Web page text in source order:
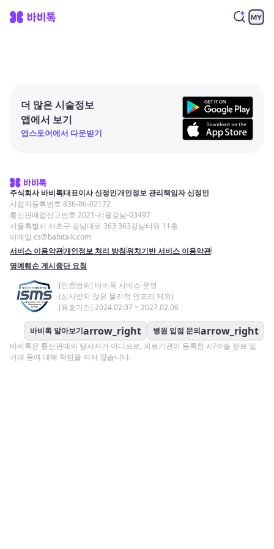
더 많은 시술정보
앱에서 보기
앱스토어에서 다운받기
주식회사 바비톡대표이사 신정인개인정보 관리책임자 신정인
사업자등록번호 836-86-02172
통신판매업신고번호 2021-서울강남-03497
서울특별시 서초구 강남대로 363 363강남타워 11층
이메일 cs@babitalk.com
서비스 이용약관개인정보 처리 방침위치기반 서비스 이용약관
명예훼손 게시중단 요청
[인증범위] 바비톡 서비스 운영
(심사받지 않은 물리적 인프라 제외)
[유효기간] 2024.02.07 ~ 2027.02.06
바비톡 알아보기arrow_right 병원 입점 문의arrow_right
바비톡은 통신판매의 당사자가 아니므로, 의료기관이 등록한 시/수술 정보 및
거래 등에 대해 책임을 지지 않습니다.